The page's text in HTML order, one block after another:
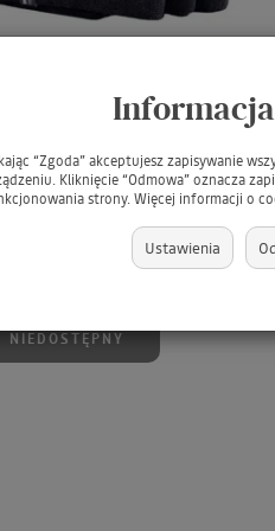
Men Knee Socks 490
/ Luksusowe
podkolanówki męskie
Podkolanówki męskie
NIEDOSTĘPNY
“Zgoda” akceptujesz zapisywanie
Kliknięcie “Odmowa” oznacza
strony. Więcej informacji o
Ustawienia